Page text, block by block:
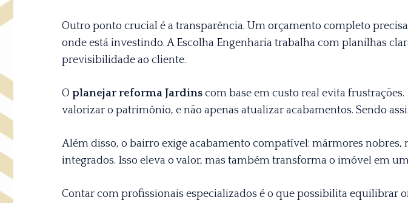
Outro ponto crucial é a transparência. Um orçamento completo
onde está investindo. A Escolha Engenharia trabalha com planilhas
previsibilidade ao cliente.
O planejar reforma Jardins com base em custo real evita
valorizar o patrimônio, e não apenas atualizar acabamentos. Sendo
Além disso, o bairro exige acabamento compatível: mármores
integrados. Isso eleva o valor, mas também transforma o imóvel em
Contar com profissionais especializados é o que possibilita equilibrar